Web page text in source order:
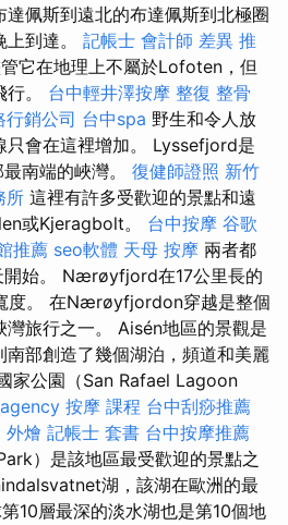
佩斯到遠北的布達佩斯到北極圈
到達。 記帳士 會計師 差異 推
它在地理上不屬於Lofoten，但
。 台中輕井澤按摩 整復 整骨
行銷公司 台中spa 野生和令人放
只會在這裡增加。 Lyssefjord是
南端的峽灣。 復健師證照 新竹
所 這裡有許多受歡迎的景點和遠
或Kjeragbolt。 台中按摩 谷歌
推薦 seo軟體 天母 按摩 兩者都
始。 Nærøyfjord在17公里長的
度。 在Nærøyfjordon穿越是整個
旅行之一。 Aisén地區的景觀是
部創造了幾個湖泊，頻道和美麗
家公園（San Rafael Lagoon
按摩 課程 台中刮痧推薦
外燴 記帳士 套書 台中按摩推薦
）是該地區最受歡迎的景點之
湖，該湖在歐洲的最
10層最深的淡水湖也是第10個地